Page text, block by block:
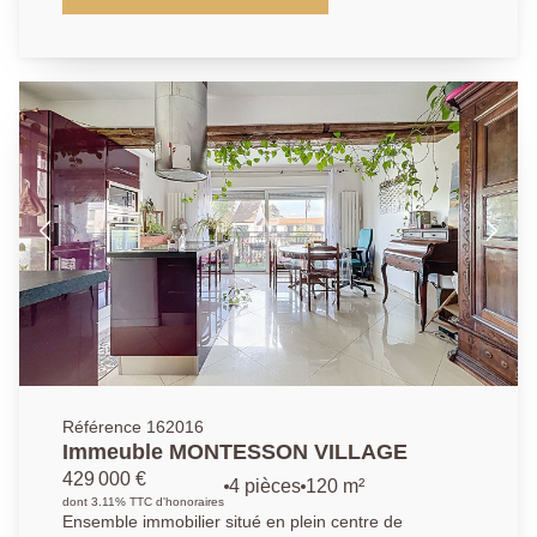
53.58m². Profitez d'un emplacement privilégié, à
parfaitement entretenue et appréciée pour son calme
et sa qualité de vie. Il se compose d'un grand séjour
lumineux avec une cuisine américaine aménagée (le
tout faisant 31.9m²), ouvrant sur un balcon terrasse
de 9m². La partie nuit se compose d'une chambre de
9.5m² donnant sur les jardins de la résidence, d'une
salle de bains et d'un wc indépendant. Une place de
parking en sous-sol et une cave complètent ce bien.
Possibilité d'acquerir un box équipé d'une borne
électrique au sous-sol de la résidence. Une
opportunité à saisir dans l'un des quartiers les plus
prisé de Chatou.
Référence 162016
Immeuble MONTESSON VILLAGE
429 000 €
dont 3.11% TTC d'honoraires
4 pièces 120 m²
Ensemble immobilier situé en plein centre de